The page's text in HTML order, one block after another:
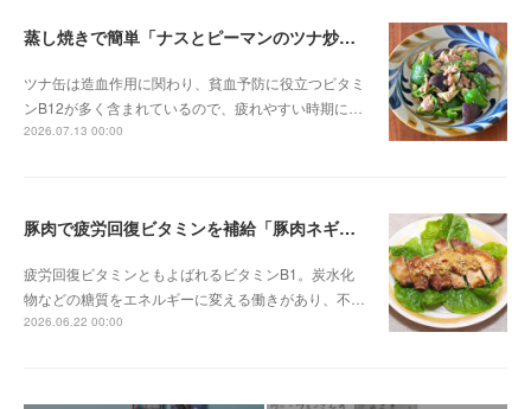
蒸し焼きで簡単「ナスとピーマンのツナ炒め」
ツナ缶は造血作用に関わり、貧血予防に役立つビタミ
ンB12が多く含まれているので、疲れやすい時期に…
2026.07.13 00:00
豚肉で疲労回復ビタミンを補給「豚肉ネギソース」
疲労回復ビタミンともよばれるビタミンB1。炭水化
物などの糖質をエネルギーに変える働きがあり、不…
2026.06.22 00:00